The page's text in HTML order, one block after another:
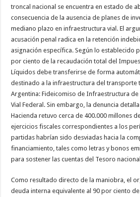
troncal nacional se encuentra en estado de
consecuencia de la ausencia de planes de
mediano plazo en infraestructura vial. El
acusación penal radica en la retención
asignación específica. Según lo establecido
por ciento de la recaudación total del
Líquidos debe transferirse de forma
destinado a la infraestructura del transporte
Argentina: Fideicomiso de Infraestructura de
Vial Federal. Sin embargo, la denuncia
Hacienda retuvo cerca de 400.000 millones
ejercicios fiscales correspondientes a los
partidas habrían sido desviadas hacia la
financiamiento, tales como letras y bonos
para sostener las cuentas del Tesoro
Como resultado directo de la maniobra, el
deuda interna equivalente al 90 por ciento